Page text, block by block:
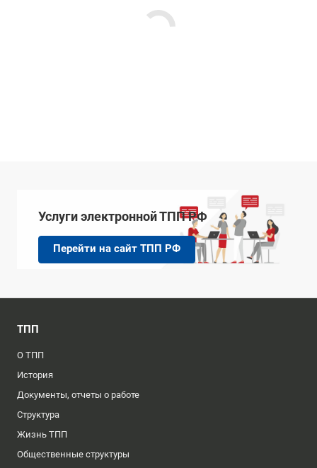
Услуги электронной ТПП РФ
Перейти на сайт ТПП РФ
ТПП
О ТПП
История
Документы, отчеты о работе
Структура
Жизнь ТПП
Общественные структуры